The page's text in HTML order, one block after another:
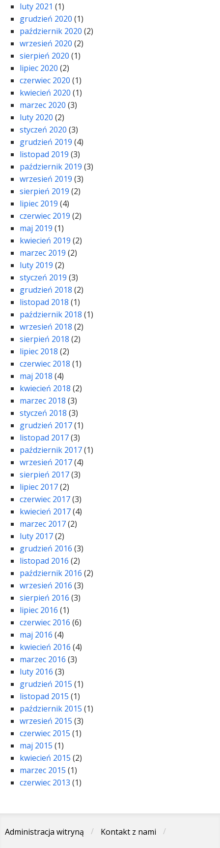
luty 2021 (1)
grudzień 2020 (1)
październik 2020 (2)
wrzesień 2020 (2)
sierpień 2020 (1)
lipiec 2020 (2)
czerwiec 2020 (1)
kwiecień 2020 (1)
marzec 2020 (3)
luty 2020 (2)
styczeń 2020 (3)
grudzień 2019 (4)
listopad 2019 (3)
październik 2019 (3)
wrzesień 2019 (3)
sierpień 2019 (2)
lipiec 2019 (4)
czerwiec 2019 (2)
maj 2019 (1)
kwiecień 2019 (2)
marzec 2019 (2)
luty 2019 (2)
styczeń 2019 (3)
grudzień 2018 (2)
listopad 2018 (1)
październik 2018 (1)
wrzesień 2018 (2)
sierpień 2018 (2)
lipiec 2018 (2)
czerwiec 2018 (1)
maj 2018 (4)
kwiecień 2018 (2)
marzec 2018 (3)
styczeń 2018 (3)
grudzień 2017(1)
listopad 2017(3)
październik 2017(1)
wrzesień 2017(4)
sierpień 2017(3)
lipiec 2017(2)
czerwiec 2017(3)
kwiecień 2017(4)
marzec 2017(2)
luty 2017(2)
grudzień 2016 (3)
listopad 2016 (2)
październik 2016 (2)
wrzesień 2016 (3)
sierpień 2016 (3)
lipiec 2016 (1)
czerwiec 2016 (6)
maj 2016 (4)
kwiecień 2016 (4)
marzec 2016 (3)
luty 2016 (3)
grudzień 2015 (1)
listopad 2015 (1)
październik 2015 (1)
wrzesień 2015 (3)
czerwiec 2015 (1)
maj 2015 (1)
kwiecień 2015 (2)
marzec 2015 (1)
czerwiec 2013 (1)
Administracja witryną
Kontakt z nami